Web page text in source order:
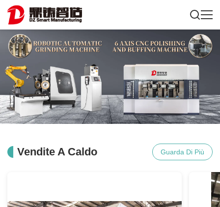
Vendite A Caldo Guarda Di Più